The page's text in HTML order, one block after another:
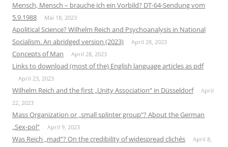
Mensch, Mensch – brauche ich ein Vorbild? DT-64-Sendung vom
5.9.1988
Mai 18, 2023
Apolitical Science? Wilhelm Reich and Psychoanalysis in National
Socialism. An abridged version (2023)
April 28, 2023
Concepts of Man April 28, 2023
Links to download (most of the) English language articles as pdf
April 23, 2023
Wilhelm Reich and the first „Unity Association“ in Düsseldorf
April
22, 2023
Mass Organization or „small splinter group“? About the German
„Sex-pol“
April 9, 2023
Was Reich „mad“? On the credibility of widespread clichés
April 8,